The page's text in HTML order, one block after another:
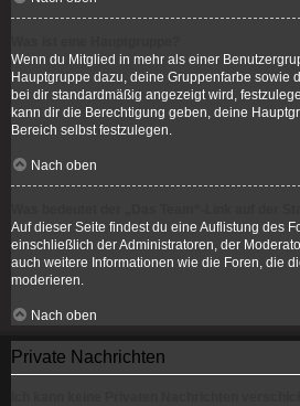
Wenn du Mitglied in mehr als einer
Hauptgruppe dazu, deine Gruppenfarbe sowie
bei dir standardmäßig angezeigt wird,
kann dir die Berechtigung geben, deine
Bereich selbst festzulegen.
Nach oben
Auf dieser Seite findest du eine Auflistung des
einschließlich der Administratoren, der
auch weitere Informationen wie die Foren, die
moderieren.
Nach oben
Private Nachrichten